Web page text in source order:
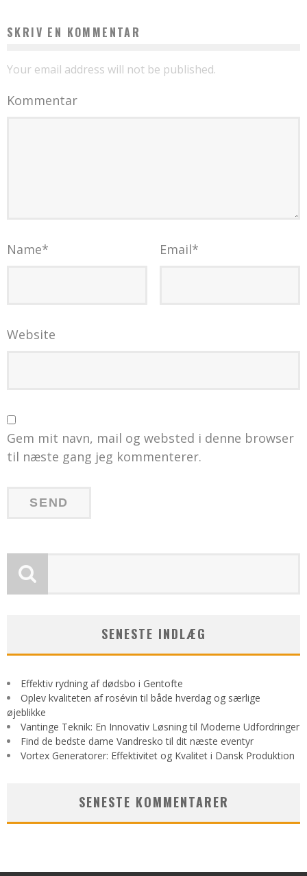
SKRIV EN KOMMENTAR
Your email address will not be published.
Kommentar
Name* Email*
Website
Gem mit navn, mail og websted i denne browser
til næste gang jeg kommenterer.
SENESTE INDLÆG
Effektiv rydning af dødsbo i Gentofte
Oplev kvaliteten af rosévin til både hverdag og særlige
øjeblikke
Vantinge Teknik: En Innovativ Løsning til Moderne Udfordringer
Find de bedste dame Vandresko til dit næste eventyr
Vortex Generatorer: Effektivitet og Kvalitet i Dansk Produktion
SENESTE KOMMENTARER